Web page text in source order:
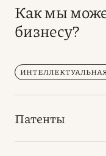
Как мы
бизнесу?
Патенты